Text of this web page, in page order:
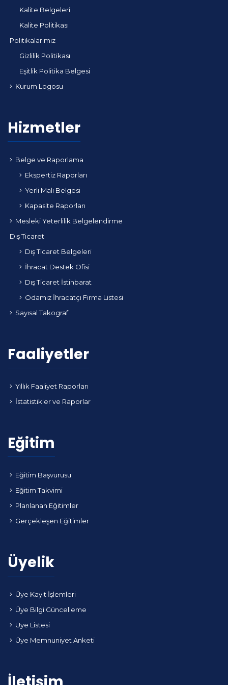
Kalite Belgeleri
Kalite Politikası
Politikalarımız
Gizlilik Politikası
Eşitlik Politika Belgesi
Kurum Logosu
Hizmetler
Belge ve Raporlama
Ekspertiz Raporları
Yerli Malı Belgesi
Kapasite Raporları
Mesleki Yeterlilik Belgelendirme
Dış Ticaret
Dış Ticaret Belgeleri
İhracat Destek Ofisi
Dış Ticaret İstihbarat
Odamız İhracatçı Firma Listesi
Sayısal Takograf
Faaliyetler
Yıllık Faaliyet Raporları
İstatistikler ve Raporlar
Eğitim
Eğitim Başvurusu
Eğitim Takvimi
Planlanan Eğitimler
Gerçekleşen Eğitimler
Üyelik
Üye Kayıt İşlemleri
Üye Bilgi Güncelleme
Üye Listesi
Üye Memnuniyet Anketi